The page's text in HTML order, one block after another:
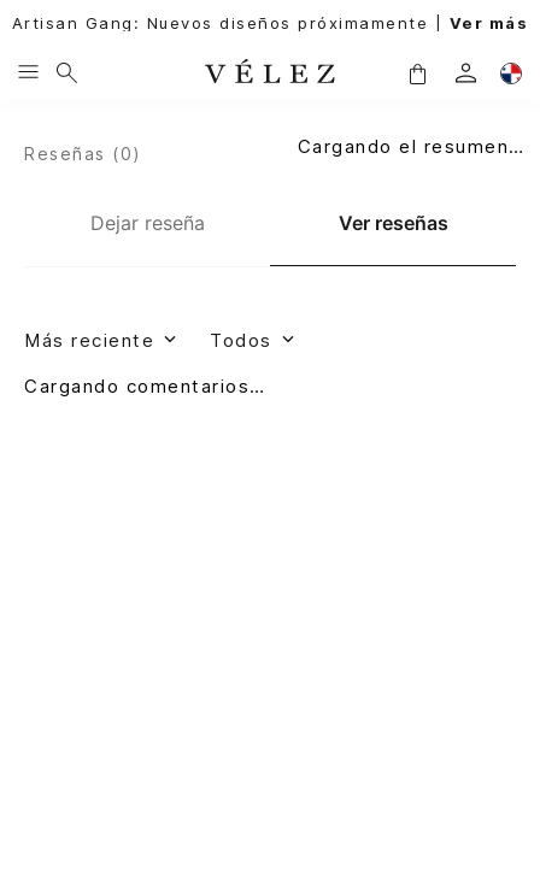
Artisan Gang: Nuevos diseños próximamente | Ver más
Dejar reseña Ver reseñas
Reseñas (0) Cargando el resumen…
Más reciente Todos
Cargando comentarios…